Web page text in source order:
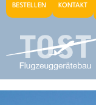
BESTELLEN KONTAKT